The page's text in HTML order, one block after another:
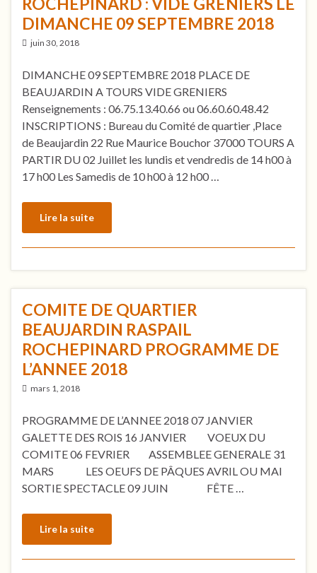
DIMANCHE 09 SEPTEMBRE 2018
juin 30, 2018
DIMANCHE 09 SEPTEMBRE 2018 PLACE DE
BEAUJARDIN A TOURS VIDE GRENIERS
Renseignements : 06.75.13.40.66 ou 06.60.60.48.42
INSCRIPTIONS : Bureau du Comité de quartier ,Place
de Beaujardin 22 Rue Maurice Bouchor 37000 TOURS A
PARTIR DU 02 Juillet les lundis et vendredis de 14 h00 à
17 h00 Les Samedis de 10 h00 à 12 h00 …
Lire la suite
COMITE DE QUARTIER
BEAUJARDIN RASPAIL
ROCHEPINARD PROGRAMME DE
L’ANNEE 2018
mars 1, 2018
PROGRAMME DE L’ANNEE 2018 07 JANVIER
GALETTE DES ROIS 16 JANVIER VOEUX DU
COMITE 06 FEVRIER ASSEMBLEE GENERALE 31
MARS LES OEUFS DE PÂQUES AVRIL OU MAI
SORTIE SPECTACLE 09 JUIN FÊTE …
Lire la suite